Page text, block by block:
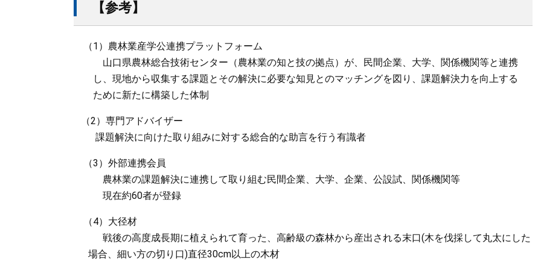
【参考】
（1）農林業産学公連携プラットフォーム
山口県農林総合技術センター（農林業の知と技の拠点）が、民間企業、大学、関係機関等と連携
し、現地から収集する課題とその解決に必要な知見とのマッチングを図り、課題解決力を向上する
ために新たに構築した体制
（2）専門アドバイザー
課題解決に向けた取り組みに対する総合的な助言を行う有識者
（3）外部連携会員
農林業の課題解決に連携して取り組む民間企業、大学、企業、公設試、関係機関等
現在約60者が登録
（4）大径材
戦後の高度成長期に植えられて育った、高齢級の森林から産出される末口(木を伐採して丸太にした
場合、細い方の切り口)直径30cm以上の木材